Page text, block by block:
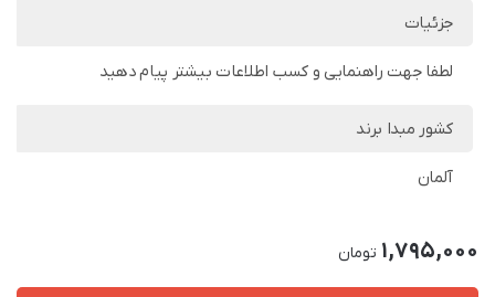
جزئیات
لطفا جهت راهنمایی و کسب اطلاعات بیشتر پیام دهید
کشور مبدا برند
آلمان
1,795,000 تومان